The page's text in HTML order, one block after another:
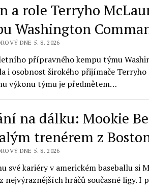
a role Terryho
Washington
DNE 5. 8. 2026
přípravného kempu týmu
i osobnost širokého přijímače
výkonu týmu je předmětem…
na dálku: Mookie
trenérem z
DNE 5. 8. 2026
své kariéry v americkém baseballu si
nejvýraznějších hráčů současné ligy. I